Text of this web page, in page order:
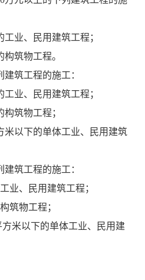
工业、民用建筑工程；
构筑物工程。
筑工程的施工：
工业、民用建筑工程；
构筑物工程；
米以下的单体工业、民用建筑
筑工程的施工：
业、民用建筑工程；
筑物工程；
方米以下的单体工业、民用建